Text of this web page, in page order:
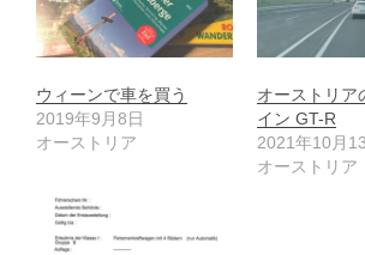
ウィーンで車を買う
2019年9月8日
オーストリア
オーストリア
イン GT-R
2021年10月
オーストリア